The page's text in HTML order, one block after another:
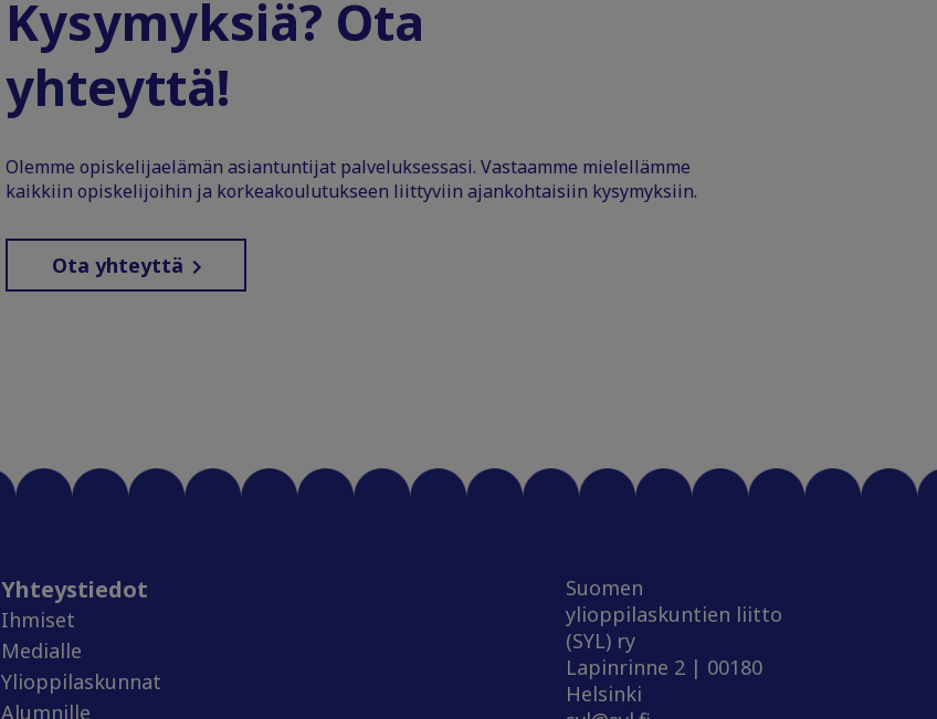
Kysymyksiä? Ota
yhteyttä!
Olemme opiskelijaelämän asiantuntijat palveluksessasi. Vastaamme mielellämme
kaikkiin opiskelijoihin ja korkeakoulutukseen liittyviin ajankohtaisiin kysymyksiin.
Ota yhteyttä
Yhteystiedot
Ihmiset
Medialle
Ylioppilaskunnat
Alumnille
Suomen
ylioppilaskuntien liitto
(SYL) ry
Lapinrinne 2 | 00180
Helsinki